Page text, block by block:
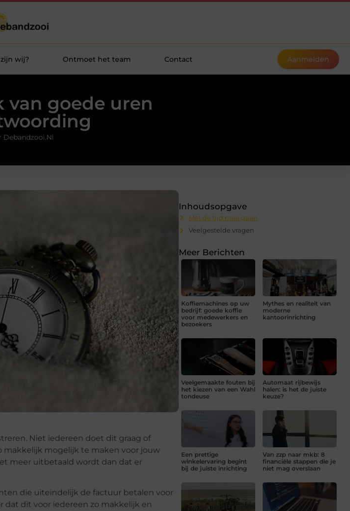
wij? Ontmoet het team Contact Aanmelden
van goede uren
Debandzooi.nl
Niet iedereen doet dit graag of
makkelijk mogelijk te maken voor jouw
meer uitbetaald wordt dan dat er
die uiteindelijk de factuur betalen voor
dat dit voor iedereen zo makkelijk en
Inhoudsopgave
Met de tijd mee gaan
Veelgestelde vragen
Meer Berichten
Koffiemachines op uw
bedrijf: goede koffie
voor medewerkers en
bezoekers
Mythes en realiteit van
moderne
kantoorinrichting
Veelgemaakte fouten bij
het kiezen van een Wahl
tondeuse
Automaat rijbewijs
halen: is het de juiste
keuze?
Een prettige
winkelervaring begint
bij de juiste inrichting
Van zzp naar mkb: 8
financiële stappen die je
niet mag overslaan